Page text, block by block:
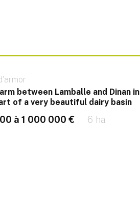
between Lamballe and Dinan in
of a very beautiful dairy basin
à 1 000 000 € 6 ha